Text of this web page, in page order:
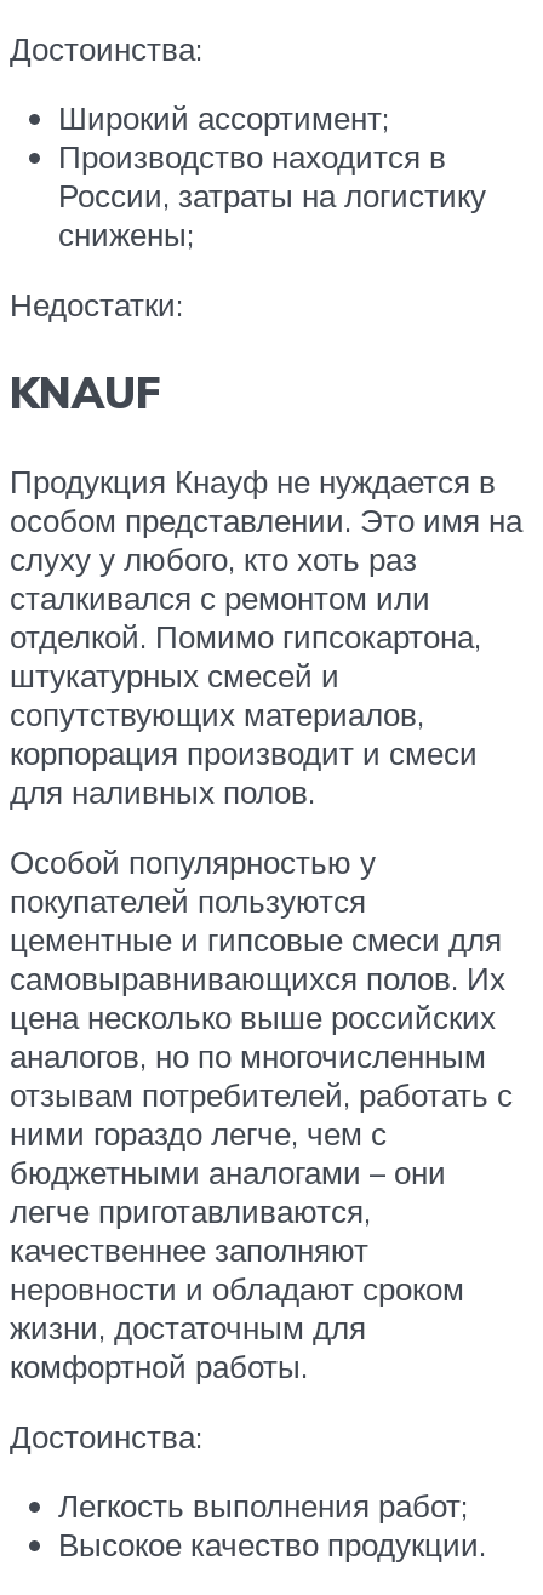
Достоинства:
Широкий ассортимент;
Производство находится в
России, затраты на логистику
снижены;
Недостатки:
KNAUF
Продукция Кнауф не нуждается в
особом представлении. Это имя на
слуху у любого, кто хоть раз
сталкивался с ремонтом или
отделкой. Помимо гипсокартона,
штукатурных смесей и
сопутствующих материалов,
корпорация производит и смеси
для наливных полов.
Особой популярностью у
покупателей пользуются
цементные и гипсовые смеси для
самовыравнивающихся полов. Их
цена несколько выше российских
аналогов, но по многочисленным
отзывам потребителей, работать с
ними гораздо легче, чем с
бюджетными аналогами – они
легче приготавливаются,
качественнее заполняют
неровности и обладают сроком
жизни, достаточным для
комфортной работы.
Достоинства:
Легкость выполнения работ;
Высокое качество продукции.